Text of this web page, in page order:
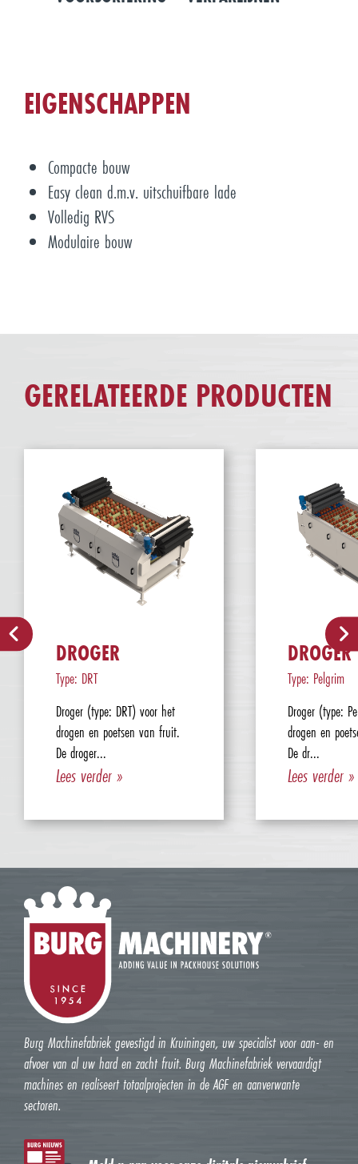
EIGENSCHAPPEN
Compacte bouw
Easy clean d.m.v. uitschuifbare lade
Volledig RVS
Modulaire bouw
GERELATEERDE PRODUCTEN
DROGER
Type: DRT
Droger (type: DRT) voor het
drogen en poetsen van fruit.
De droger...
Lees verder »
DROGER
Type: Pelgrim
Droger (type:
drogen en
De dr...
Lees verder »
Burg Machinefabriek gevestigd in Kruiningen, uw specialist voor aan- en
afvoer van al uw hard en zacht fruit. Burg Machinefabriek vervaardigt
machines en realiseert totaalprojecten in de AGF en aanverwante
sectoren.